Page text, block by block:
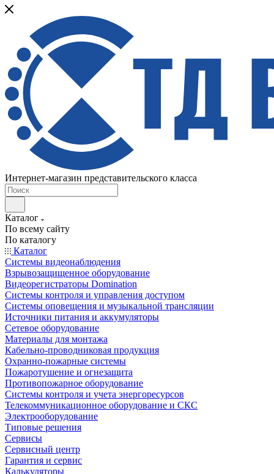
Интернет-магазин представительского класса
Каталог
По всему сайту
По каталогу
Каталог
Системы видеонаблюдения
Взрывозащищенное оборудование
Видеорегистраторы Domination
Системы контроля и управления доступом
Системы оповещения и музыкальной трансляции
Источники питания и аккумуляторы
Сетевое оборудование
Материалы для монтажа
Кабельно-проводниковая продукция
Охранно-пожарные системы
Пожаротушение и огнезащита
Противопожарное оборудование
Системы контроля и учета энергоресурсов
Телекоммуникационное оборудование и СКС
Электрооборудование
Типовые решения
Сервисы
Сервисный центр
Гарантия и сервис
Калькуляторы